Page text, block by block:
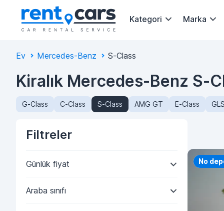
Kategori Marka
Ev Mercedes-Benz S-Class
Kiralık Mercedes-Benz S-
G-Class C-Class S-Class AMG GT E-Class
Filtreler
Günlük fiyat
Araba sınıfı
No